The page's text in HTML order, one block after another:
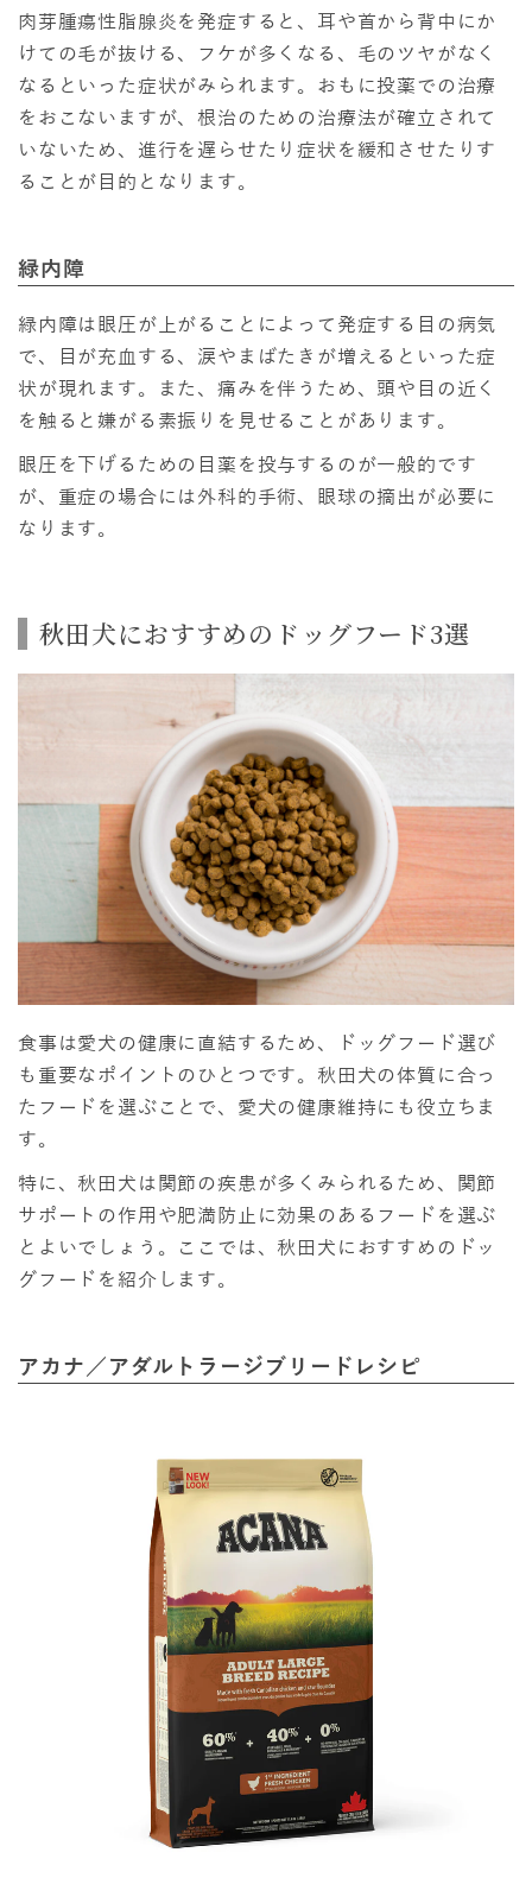
肉芽腫瘍性脂腺炎を発症すると、耳や首から背中にか
けての毛が抜ける、フケが多くなる、毛のツヤがなく
なるといった症状がみられます。おもに投薬での治療
をおこないますが、根治のための治療法が確立されて
いないため、進行を遅らせたり症状を緩和させたりす
ることが目的となります。
緑内障
緑内障は眼圧が上がることによって発症する目の病気
で、目が充血する、涙やまばたきが増えるといった症
状が現れます。また、痛みを伴うため、頭や目の近く
を触ると嫌がる素振りを見せることがあります。
眼圧を下げるための目薬を投与するのが一般的です
が、重症の場合には外科的手術、眼球の摘出が必要に
なります。
秋田犬におすすめのドッグフード3選
食事は愛犬の健康に直結するため、ドッグフード選び
も重要なポイントのひとつです。秋田犬の体質に合っ
たフードを選ぶことで、愛犬の健康維持にも役立ちま
す。
特に、秋田犬は関節の疾患が多くみられるため、関節
サポートの作用や肥満防止に効果のあるフードを選ぶ
とよいでしょう。ここでは、秋田犬におすすめのドッ
グフードを紹介します。
アカナ／アダルトラージブリードレシピ